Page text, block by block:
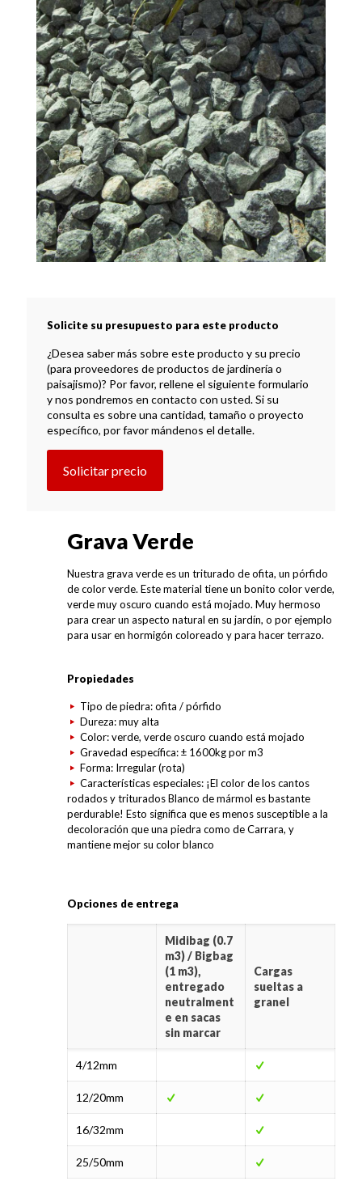
Solicite su presupuesto para este producto
¿Desea saber más sobre este producto y su precio
(para proveedores de productos de jardinería o
paisajismo)? Por favor, rellene el siguiente formulario
y nos pondremos en contacto con usted. Si su
consulta es sobre una cantidad, tamaño o proyecto
específico, por favor mándenos el detalle.
Solicitar precio
Grava Verde
Nuestra grava verde es un triturado de ofita, un pórfido
de color verde. Este material tiene un bonito color verde,
verde muy oscuro cuando está mojado. Muy hermoso
para crear un aspecto natural en su jardín, o por ejemplo
para usar en hormigón coloreado y para hacer terrazo.
Propiedades
Tipo de piedra: ofita / pórfido
Dureza: muy alta
Color: verde, verde oscuro cuando está mojado
Gravedad específica: ± 1600kg por m3
Forma: Irregular (rota)
Características especiales: ¡El color de los cantos
rodados y triturados Blanco de mármol es bastante
perdurable! Esto significa que es menos susceptible a la
decoloración que una piedra como de Carrara, y
mantiene mejor su color blanco
Opciones de entrega
Midibag (0.7
m3) / Bigbag
(1 m3),
entregado
neutralment
e en sacas
sin marcar
Cargas
sueltas a
granel
4/12mm
12/20mm
16/32mm
25/50mm